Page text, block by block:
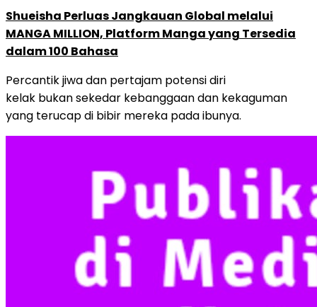
Shueisha Perluas Jangkauan Global melalui
MANGA MILLION, Platform Manga yang Tersedia
dalam 100 Bahasa
Percantik jiwa dan pertajam potensi diri
kelak bukan sekedar kebanggaan dan kekaguman
yang terucap di bibir mereka pada ibunya.